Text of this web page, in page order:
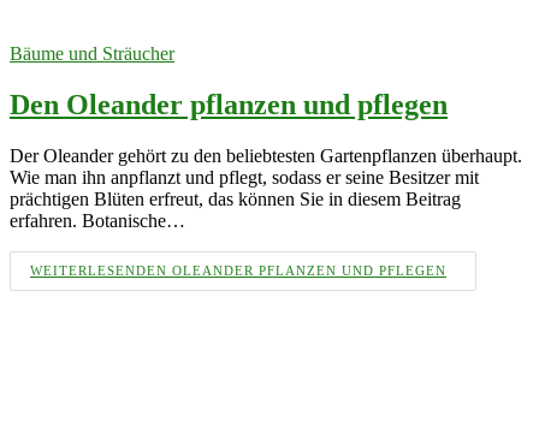
Bäume und Sträucher
Den Oleander pflanzen und pflegen
Der Oleander gehört zu den beliebtesten Gartenpflanzen überhaupt.
Wie man ihn anpflanzt und pflegt, sodass er seine Besitzer mit
prächtigen Blüten erfreut, das können Sie in diesem Beitrag
erfahren. Botanische…
WEITERLESENDEN OLEANDER PFLANZEN UND PFLEGEN